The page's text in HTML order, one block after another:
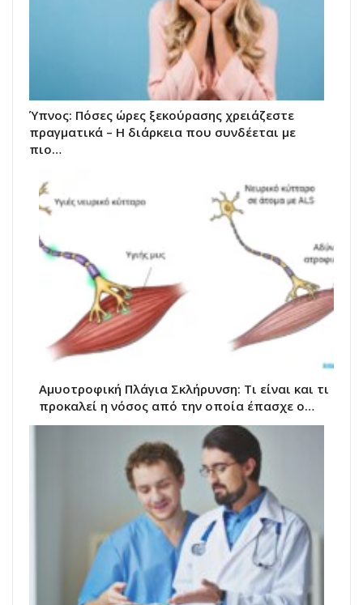
Ύπνος: Πόσες ώρες ξεκούρασης χρειάζεστε
πραγματικά – Η διάρκεια που συνδέεται με
πιο…
Αμυοτροφική Πλάγια Σκλήρυνση: Τι είναι και τι
προκαλεί η νόσος από την οποία έπασχε ο…